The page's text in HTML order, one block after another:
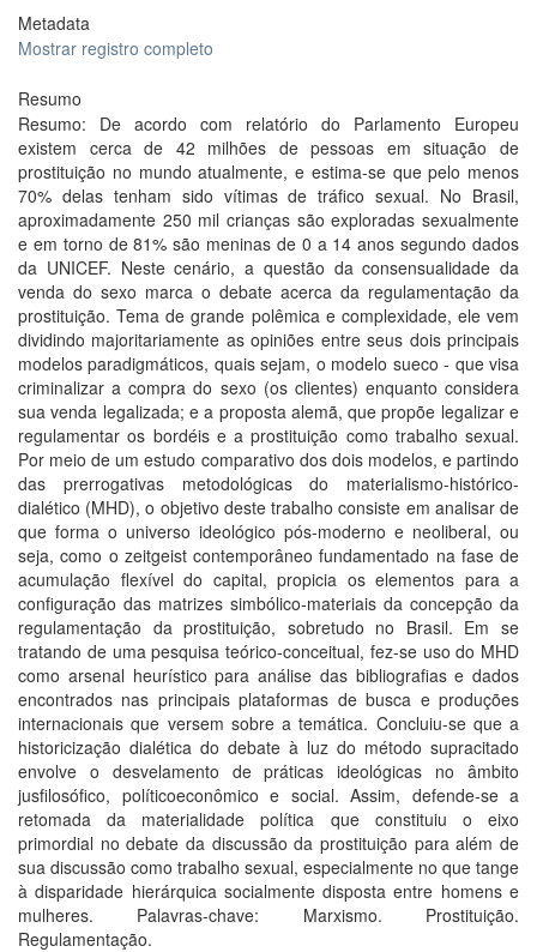
Metadata
Mostrar registro completo
Resumo
Resumo: De acordo com relatório do Parlamento Europeu
existem cerca de 42 milhões de pessoas em situação de
prostituição no mundo atualmente, e estima-se que pelo menos
70% delas tenham sido vítimas de tráfico sexual. No Brasil,
aproximadamente 250 mil crianças são exploradas sexualmente
e em torno de 81% são meninas de 0 a 14 anos segundo dados
da UNICEF. Neste cenário, a questão da consensualidade da
venda do sexo marca o debate acerca da regulamentação da
prostituição. Tema de grande polêmica e complexidade, ele vem
dividindo majoritariamente as opiniões entre seus dois principais
modelos paradigmáticos, quais sejam, o modelo sueco - que visa
criminalizar a compra do sexo (os clientes) enquanto considera
sua venda legalizada; e a proposta alemã, que propõe legalizar e
regulamentar os bordéis e a prostituição como trabalho sexual.
Por meio de um estudo comparativo dos dois modelos, e partindo
das prerrogativas metodológicas do materialismo-histórico-
dialético (MHD), o objetivo deste trabalho consiste em analisar de
que forma o universo ideológico pós-moderno e neoliberal, ou
seja, como o zeitgeist contemporâneo fundamentado na fase de
acumulação flexível do capital, propicia os elementos para a
configuração das matrizes simbólico-materiais da concepção da
regulamentação da prostituição, sobretudo no Brasil. Em se
tratando de uma pesquisa teórico-conceitual, fez-se uso do MHD
como arsenal heurístico para análise das bibliografias e dados
encontrados nas principais plataformas de busca e produções
internacionais que versem sobre a temática. Concluiu-se que a
historicização dialética do debate à luz do método supracitado
envolve o desvelamento de práticas ideológicas no âmbito
jusfilosófico, políticoeconômico e social. Assim, defende-se a
retomada da materialidade política que constituiu o eixo
primordial no debate da discussão da prostituição para além de
sua discussão como trabalho sexual, especialmente no que tange
à disparidade hierárquica socialmente disposta entre homens e
mulheres. Palavras-chave: Marxismo. Prostituição.
Regulamentação.